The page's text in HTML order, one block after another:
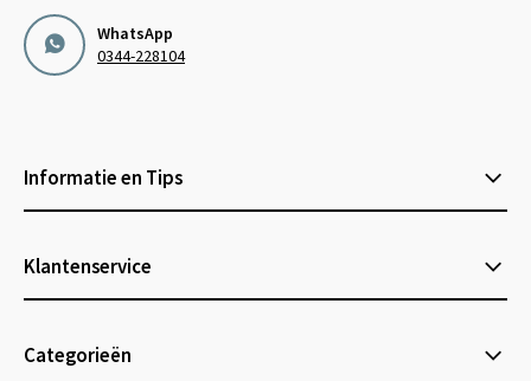
WhatsApp
0344-228104
Informatie en Tips
Klantenservice
Categorieën